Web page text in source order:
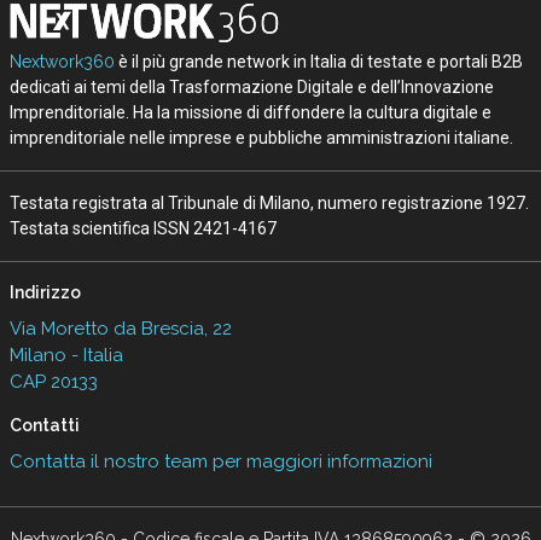
Nextwork360 è il più grande network in Italia di testate e portali B2B
dedicati ai temi della Trasformazione Digitale e dell’Innovazione
Imprenditoriale. Ha la missione di diffondere la cultura digitale e
imprenditoriale nelle imprese e pubbliche amministrazioni italiane.
Testata registrata al Tribunale di Milano, numero registrazione 1927.
Testata scientifica ISSN 2421-4167
Indirizzo
Via Moretto da Brescia, 22
Milano - Italia
CAP 20133
Contatti
Contatta il nostro team per maggiori informazioni